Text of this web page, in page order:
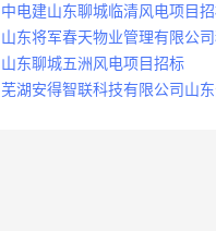
中电建山东聊城临清风电项目
山东将军春天物业管理有限公
服务项目招标公告
山东聊城五洲风电项目招标
芜湖安得智联科技有限公司山